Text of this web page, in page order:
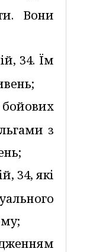
Вони
34. Їм
бойових
з
34, які